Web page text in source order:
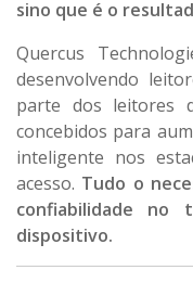
sino que é o
Quercus
desenvolvendo
parte dos leitores
concebidos para
inteligente nos
acesso. Tudo o
confiabilidade no
dispositivo.